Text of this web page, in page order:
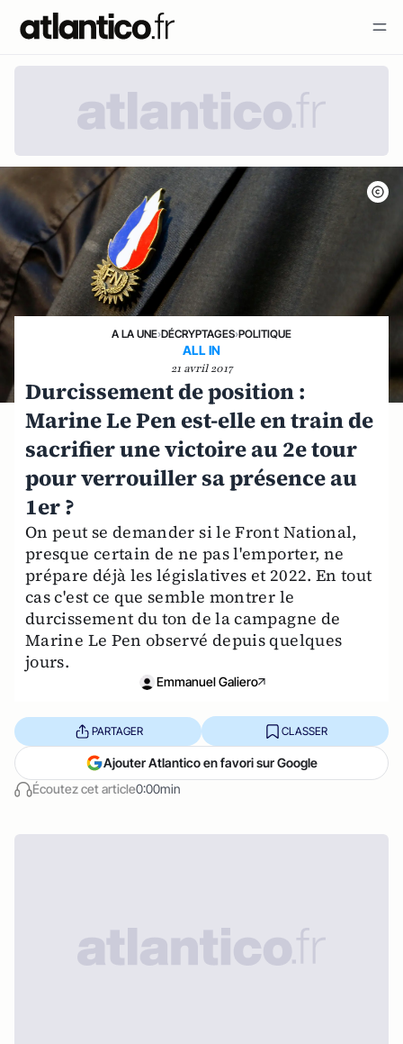
A LA UNE›DÉCRYPTAGES›POLITIQUE
ALL IN
21 avril 2017
Durcissement de position :
Marine Le Pen est-elle en train de
sacrifier une victoire au 2e tour
pour verrouiller sa présence au
1er ?
On peut se demander si le Front National,
presque certain de ne pas l'emporter, ne
prépare déjà les législatives et 2022. En tout
cas c'est ce que semble montrer le
durcissement du ton de la campagne de
Marine Le Pen observé depuis quelques
jours.
Emmanuel Galiero
Écoutez cet article0:00min
PARTAGER CLASSER
Ajouter Atlantico en favori sur Google